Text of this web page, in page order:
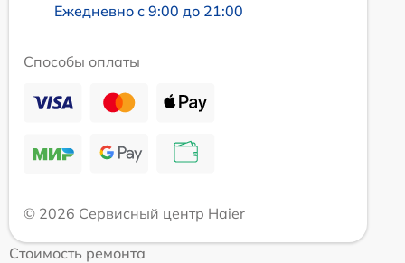
Ежедневно с 9:00 до 21:00
Способы оплаты
© 2026 Сервисный центр Haier
Стоимость ремонта